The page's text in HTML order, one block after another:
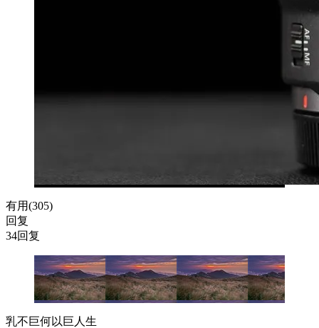
有用(305)
回复
34回复
乳不巨何以巨人生